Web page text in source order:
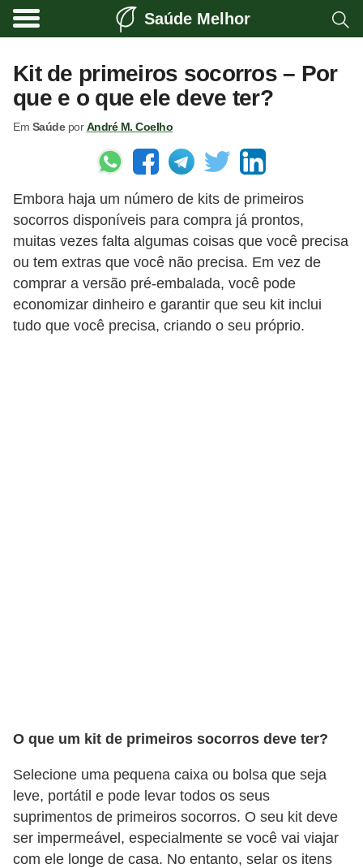
Saúde Melhor
Kit de primeiros socorros – Por
que e o que ele deve ter?
Em SaúdeporAndré M. Coelho
Embora haja um número de kits de primeiros
socorros disponíveis para compra já prontos,
muitas vezes falta algumas coisas que você precisa
ou tem extras que você não precisa. Em vez de
comprar a versão pré-embalada, você pode
economizar dinheiro e garantir que seu kit inclui
tudo que você precisa, criando o seu próprio.
O que um kit de primeiros socorros deve ter?
Selecione uma pequena caixa ou bolsa que seja
leve, portátil e pode levar todos os seus
suprimentos de primeiros socorros. O seu kit deve
ser impermeável, especialmente se você vai viajar
com ele longe de casa. No entanto, selar os itens
A
i
v
i
d
e
f
í
s
i
l
m
e
n
t